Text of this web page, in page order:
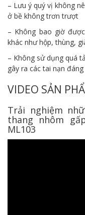
– Lưu ý quý vị không
ở bề không trơn trượt
– Không bao giờ
khác như hộp, thùng,
– Không sử dụng quá
gây ra các tai nạn
VIDEO SẢN
Trải nghiệm
thang nhôm
ML103